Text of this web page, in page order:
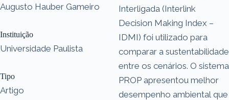
Augusto Hauber Gameiro
Instituição
Universidade Paulista
Tipo
Artigo
Interligada (Interlink
Decision Making Index –
IDMI) foi utilizado para
comparar a sustentabilidade
entre os cenários. O sistema
PROP apresentou melhor
desempenho ambiental que